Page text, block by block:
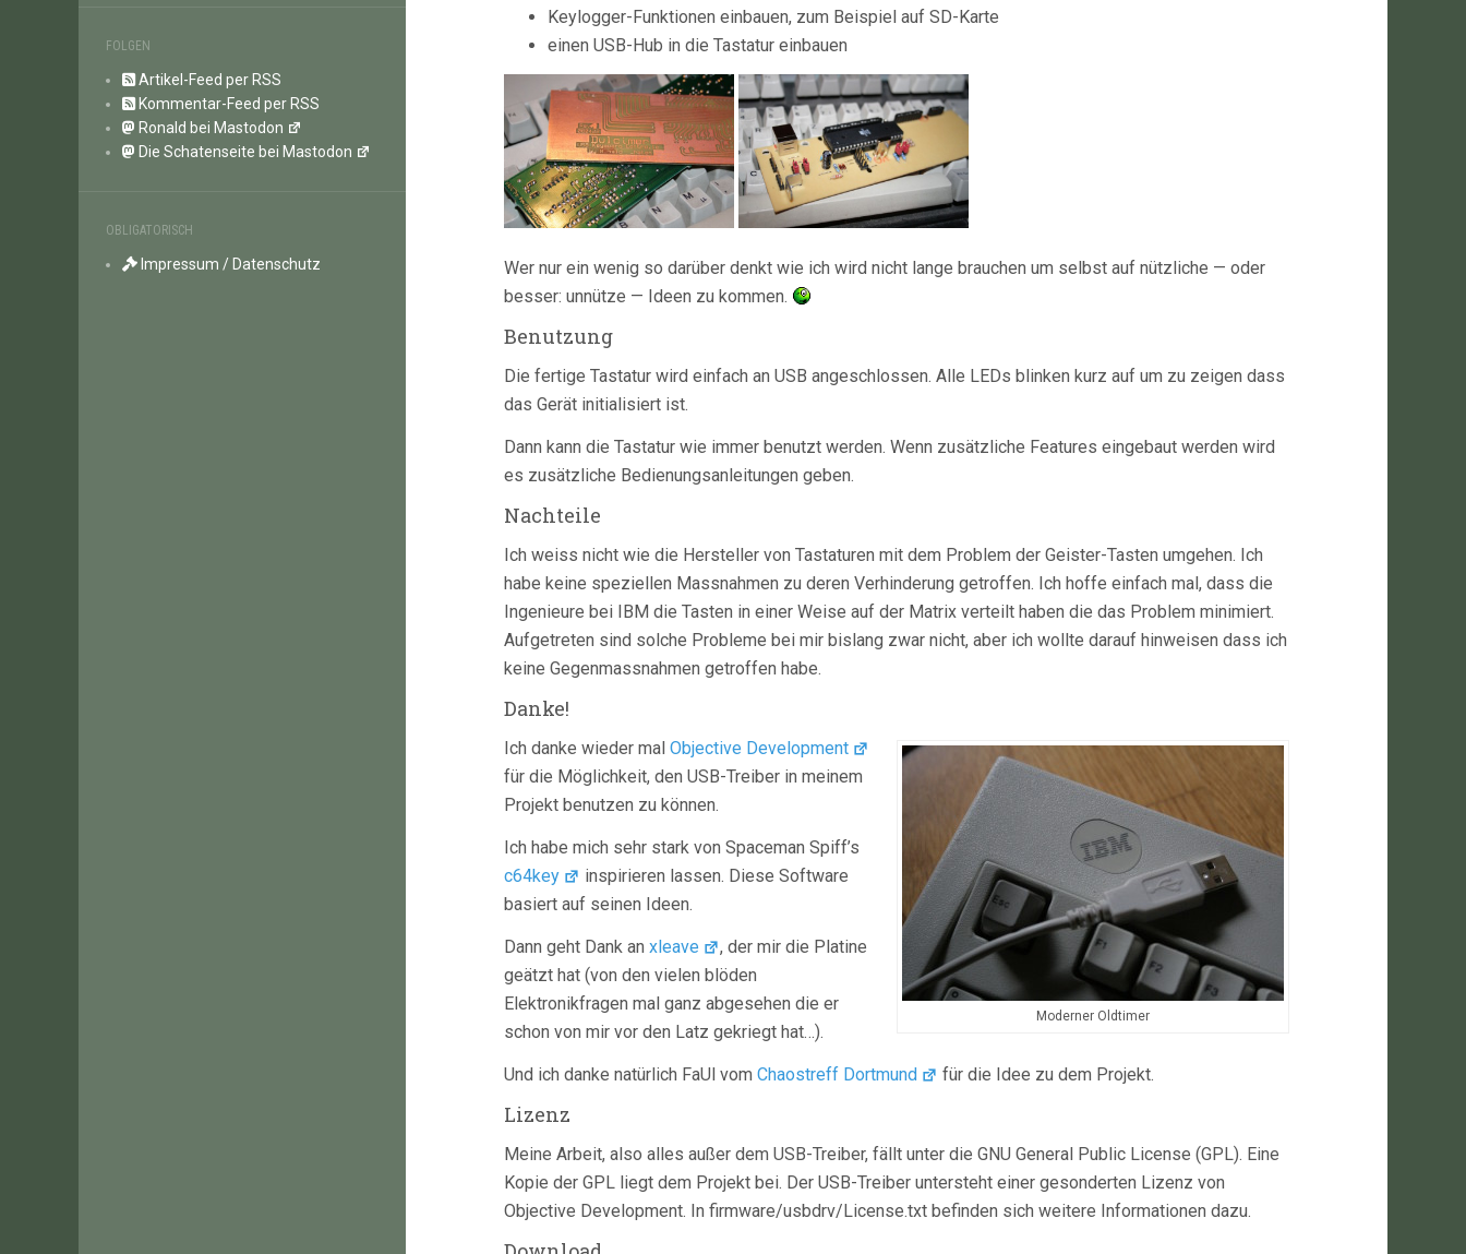
FOLGEN
Artikel-Feed per RSS
Kommentar-Feed per RSS
Ronald bei Mastodon
Die Schatenseite bei Mastodon
OBLIGATORISCH
Impressum / Datenschutz
Keylogger-Funktionen einbauen, zum Beispiel auf SD-Karte
einen USB-Hub in die Tastatur einbauen
Wer nur ein wenig so darüber denkt wie ich wird nicht lange brauchen um selbst auf nützliche — oder
besser: unnütze — Ideen zu kommen.
Benutzung
Die fertige Tastatur wird einfach an USB angeschlossen. Alle LEDs blinken kurz auf um zu zeigen dass
das Gerät initialisiert ist.
Dann kann die Tastatur wie immer benutzt werden. Wenn zusätzliche Features eingebaut werden wird
es zusätzliche Bedienungsanleitungen geben.
Nachteile
Ich weiss nicht wie die Hersteller von Tastaturen mit dem Problem der Geister-Tasten umgehen. Ich
habe keine speziellen Massnahmen zu deren Verhinderung getroffen. Ich hoffe einfach mal, dass die
Ingenieure bei IBM die Tasten in einer Weise auf der Matrix verteilt haben die das Problem minimiert.
Aufgetreten sind solche Probleme bei mir bislang zwar nicht, aber ich wollte darauf hinweisen dass ich
keine Gegenmassnahmen getroffen habe.
Danke!
Moderner Oldtimer
Ich danke wieder mal Objective Development
für die Möglichkeit, den USB-Treiber in meinem
Projekt benutzen zu können.
Ich habe mich sehr stark von Spaceman Spiff’s
c64key
inspirieren lassen. Diese Software
basiert auf seinen Ideen.
Dann geht Dank an xleave
, der mir die Platine
geätzt hat (von den vielen blöden
Elektronikfragen mal ganz abgesehen die er
schon von mir vor den Latz gekriegt hat…).
Und ich danke natürlich FaUl vom Chaostreff Dortmund für die Idee zu dem Projekt.
Lizenz
Meine Arbeit, also alles außer dem USB-Treiber, fällt unter die GNU General Public License (GPL). Eine
Kopie der GPL liegt dem Projekt bei. Der USB-Treiber untersteht einer gesonderten Lizenz von
Objective Development. In firmware/usbdrv/License.txt befinden sich weitere Informationen dazu.